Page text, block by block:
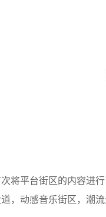
将平台街区的内容进
，动感音乐街区，潮流